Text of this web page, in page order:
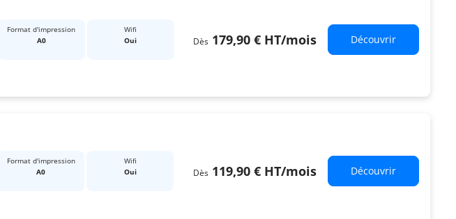
Format d'impression
A0
Wifi
Oui
Dès 179,90 € HT/mois Découvrir
Format d'impression
A0
Wifi
Oui
Dès 119,90 € HT/mois Découvrir